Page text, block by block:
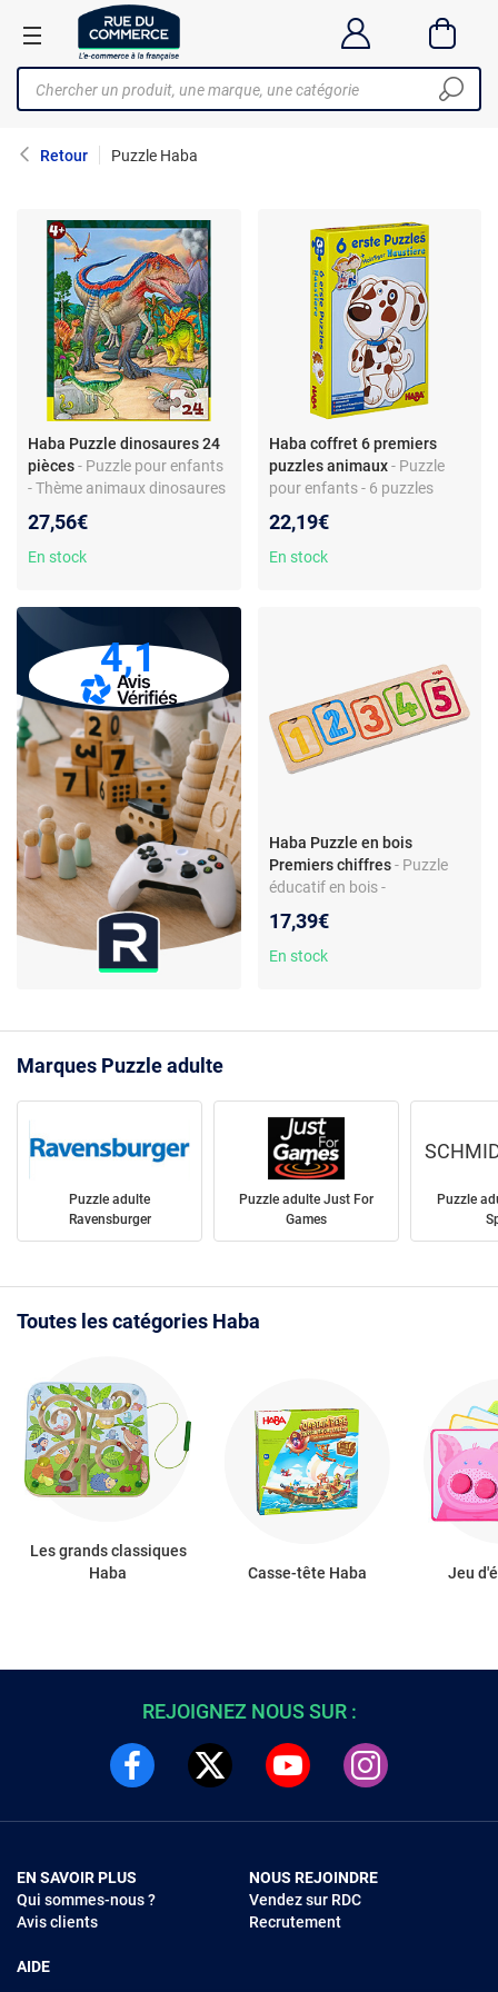
Retour Puzzle Haba
Haba Puzzle dinosaures 24
pièces- Puzzle pour enfants
- Thème animaux dinosaures
27,56€
En stock
Haba coffret 6 premiers
puzzles animaux - Puzzle
pour enfants - 6 puzzles
pièces en carton épais -
Développe motricité fine et
22,19€
En stock
4,1
Haba Puzzle en bois
Premiers chiffres - Puzzle
éducatif en bois -
quantités - Multiniveaux -
Stimule motricité fine -
17,39€
En stock
Marques Puzzle adulte
Puzzle adulte
Ravensburger
Puzzle adulte Just For
Games
Puzzle
Toutes les catégories Haba
Les grands classiques
Haba
Casse-tête Haba Jeu
REJOIGNEZ NOUS SUR :
EN SAVOIR PLUS
Qui sommes-nous ?
Avis clients
AIDE
NOUS REJOINDRE
Vendez sur RDC
Recrutement